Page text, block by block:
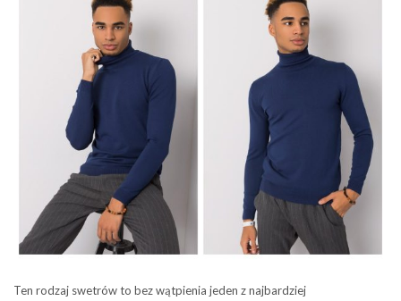
Ten rodzaj swetrów to bez wątpienia jeden z najbardziej